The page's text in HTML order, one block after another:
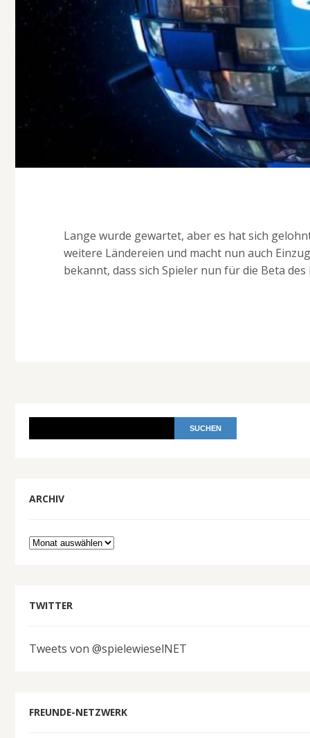
Lange wurde gewartet, aber es hat sich
weitere Ländereien und macht nun auch
bekannt, dass sich Spieler nun für die Beta
ARCHIV
Archiv
TWITTER
Tweets von @spielewieselNET
FREUNDE-NETZWERK